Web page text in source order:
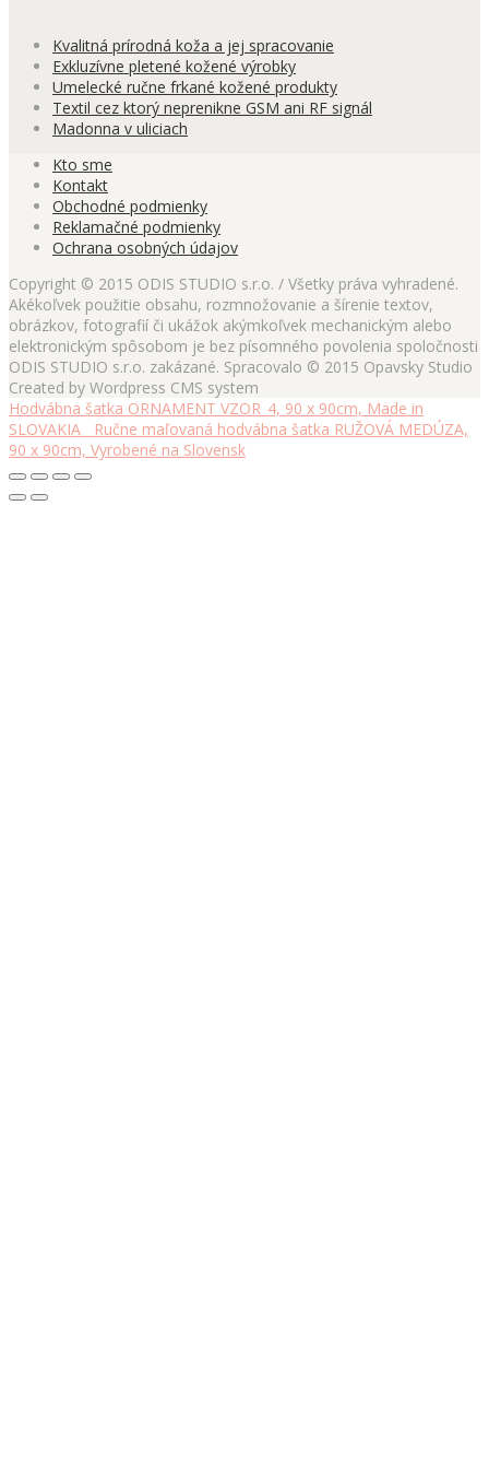
Kvalitná prírodná koža a jej spracovanie
Exkluzívne pletené kožené výrobky
Umelecké ručne frkané kožené produkty
Textil cez ktorý neprenikne GSM ani RF signál
Madonna v uliciach
Kto sme
Kontakt
Obchodné podmienky
Reklamačné podmienky
Ochrana osobných údajov
Copyright © 2015 ODIS STUDIO s.r.o. / Všetky práva vyhradené.
Akékoľvek použitie obsahu, rozmnožovanie a šírenie textov,
obrázkov, fotografií či ukážok akýmkoľvek mechanickým alebo
elektronickým spôsobom je bez písomného povolenia spoločnosti
ODIS STUDIO s.r.o. zakázané. Spracovalo © 2015 Opavsky Studio
Created by Wordpress CMS system
Hodvábna šatka ORNAMENT VZOR_4, 90 x 90cm, Made in
SLOVAKIA
Ručne maľovaná hodvábna šatka RUŽOVÁ MEDÚZA,
90 x 90cm, Vyrobené na Slovensk